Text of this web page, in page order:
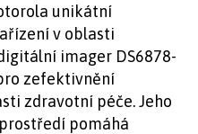
unikátní
v oblasti
imager DS6878-
zefektivnění
zdravotní péče. Jeho
pomáhá